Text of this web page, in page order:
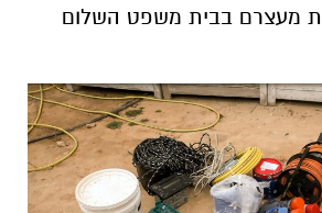
מעצרם בבית משפט השלום